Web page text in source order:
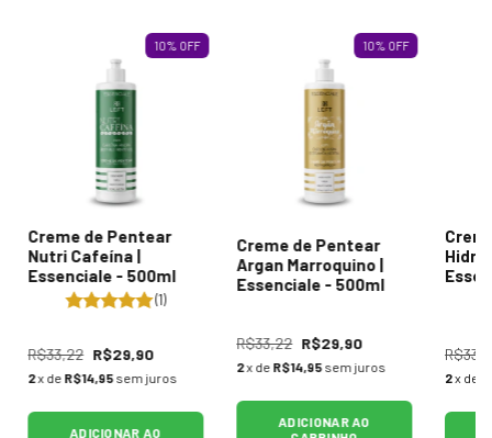
10% OFF
Creme de Pentear
Nutri Cafeína |
Essenciale - 500ml
(1)
R$33,22 R$29,90
2x de R$14,95 sem juros
ADICIONAR AO
10% OFF
Creme de Pentear
Argan Marroquino |
Essenciale - 500ml
R$33,22 R$29,90
2x de R$14,95sem juros
ADICIONAR AO
Hidra
2x de